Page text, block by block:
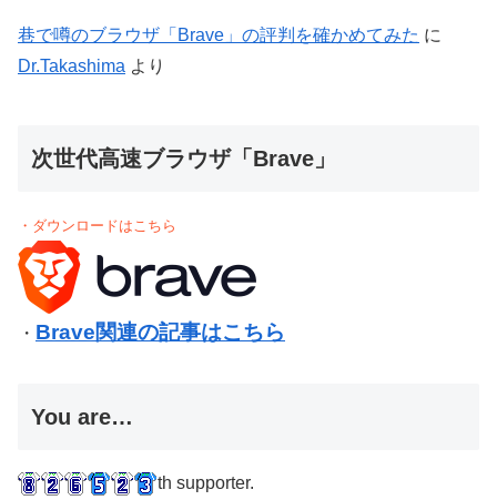
巷で噂のブラウザ「Brave」の評判を確かめてみた に
Dr.Takashima より
次世代高速ブラウザ「Brave」
・ダウンロードはこちら
・ Brave関連の記事はこちら
You are…
th supporter.